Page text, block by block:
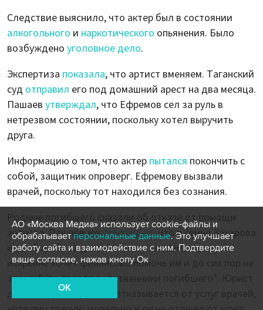
Следствие выяснило, что актер был в состоянии
алкогольного и наркотического опьянения. Было
возбуждено уголовное дело.
Экспертиза показала, что артист вменяем. Таганский
суд отправил его под домашний арест на два месяца.
Пашаев утверждал, что Ефремов сел за руль в
нетрезвом состоянии, поскольку хотел выручить
друга.
Информацию о том, что актер пытался покончить с
собой, защитник опроверг. Ефремову вызвали
врачей, поскольку тот находился без сознания.
Родные погибшего сказали об отказе от помощи
артиста. Пашаев жеутверждал, что в семье Захарова
идет борьба за деньги. По его словам, актер
искренне хочет финансово помочь им и до сих пор не
знает, "что творят родственники погибшего". Юрист
добавил, что Ефремов отказывается от услуг врачей,
АО «Москва Медиа» использует cookie-файлы и
обрабатывает персональные данные. Это улучшает
работу сайта и взаимодействие с ним. Подтвердите
ваше согласие, нажав кнопу Ок
OK